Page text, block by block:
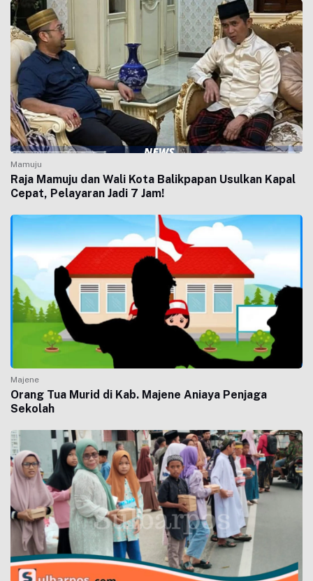
Mamuju
Raja Mamuju dan Wali Kota Balikpapan Usulkan Kapal
Cepat, Pelayaran Jadi 7 Jam!
Majene
Orang Tua Murid di Kab. Majene Aniaya Penjaga
Sekolah